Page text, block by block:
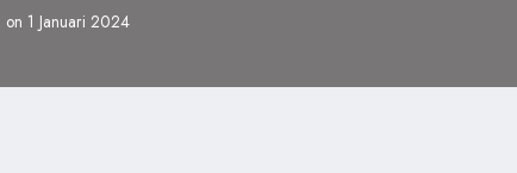
on 1 Januari 2024